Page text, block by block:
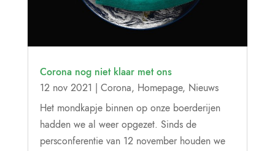
Corona nog niet klaar met ons
12 nov 2021 | Corona, Homepage, Nieuws
Het mondkapje binnen op onze boerderijen
hadden we al weer opgezet. Sinds de
persconferentie van 12 november houden we